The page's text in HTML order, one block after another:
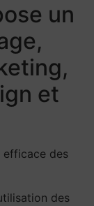
un
et
efficace des
des